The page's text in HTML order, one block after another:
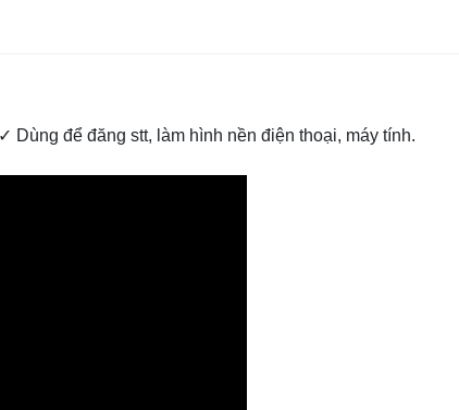
để đăng stt, làm hình nền điện thoại, máy tính.